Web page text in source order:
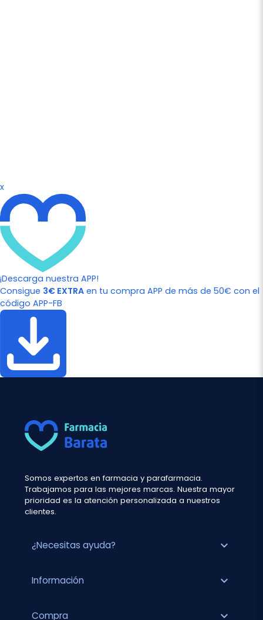
x
¡Descarga nuestra APP!
Consigue 3€ EXTRA en tu compra APP de más de 50€ con el
código APP-FB
Somos expertos en farmacia y parafarmacia.
Trabajamos para las mejores marcas. Nuestra mayor
prioridad es la atención personalizada a nuestros
clientes.
¿Necesitas ayuda? expand_more
Información expand_more
Compra expand_more